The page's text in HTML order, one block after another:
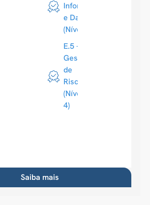
Informação
e Dados
(Nível 4)
E.5 -
Gestão
de
Riscos
(Nível
4)
Saiba mais